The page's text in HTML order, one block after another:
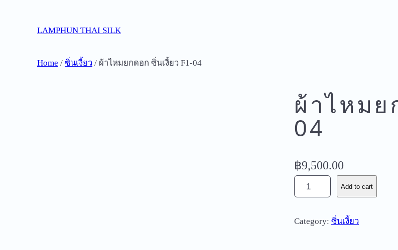
LAMPHUN THAI SILK
Home / ซิ่นเงี้ยว / ผ้าไหมยกดอก ซิ่นเงี้ยว F1-04
ผ้าไหมย
04
฿9,500.00
า
ห
Add to cart
Category: ซิ่นเงี้ยว